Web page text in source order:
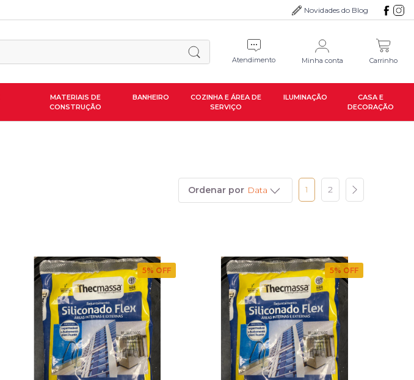
Novidades do Blog
Atendimento Minha conta Carrinho
MATERIAIS DE
CONSTRUÇÃO
BANHEIRO
COZINHA E ÁREA DE
SERVIÇO
ILUMINAÇÃO
CASA E
DECORAÇÃO
Ordenar por Data 1 2
5% OFF 5% OFF